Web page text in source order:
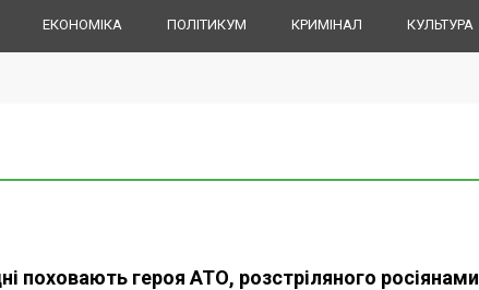
ЕКОНОМІКА ПОЛІТИКУМ КРИМІНАЛ КУЛЬТУРА
поховають героя АТО, розстріляного росіянами